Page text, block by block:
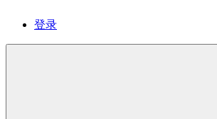
登录